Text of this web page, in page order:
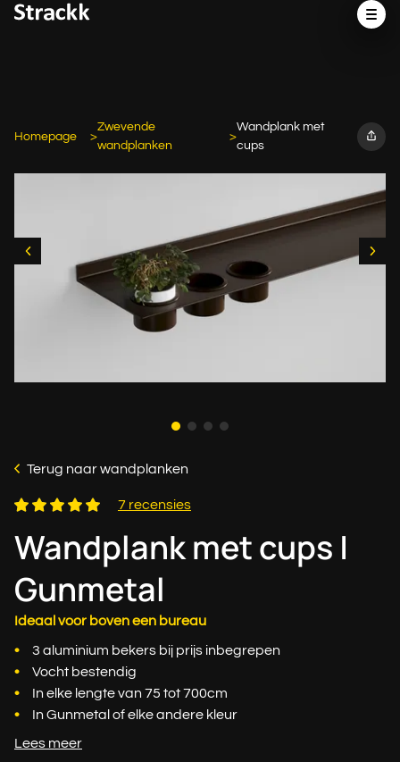
Homepage
Zwevende
wandplanken
Wandplank met
cups
Terug naar wandplanken
7 recensies
Wandplank met cups |
Gunmetal
Ideaal voor boven een bureau
3 aluminium bekers bij prijs inbegrepen
Vocht bestendig
In elke lengte van 75 tot 700cm
In Gunmetal of elke andere kleur
Lees meer